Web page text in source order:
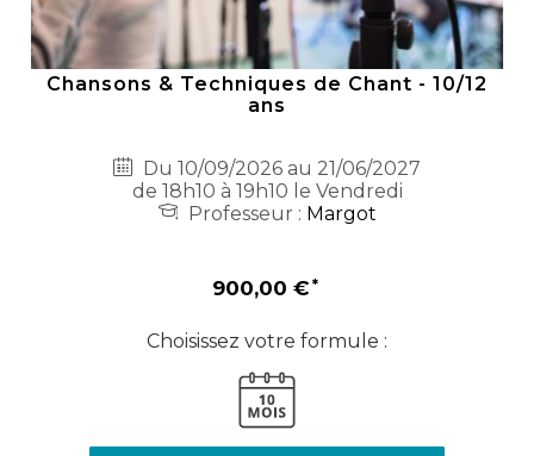
Chansons & Techniques de Chant - 10/12
ans
Du 10/09/2026 au 21/06/2027
de 18h10 à 19h10 le Vendredi
Professeur : Margot
900,00 €
Choisissez votre formule :